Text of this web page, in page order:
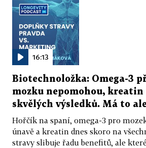
16:13
Biotechnoložka: Omega-3
mozku nepomohou, kreatin
skvělých výsledků. Má to
Hořčík na spaní, omega-3 pro
únavě a kreatin dnes skoro na
stravy slibuje řadu benefitů, ale